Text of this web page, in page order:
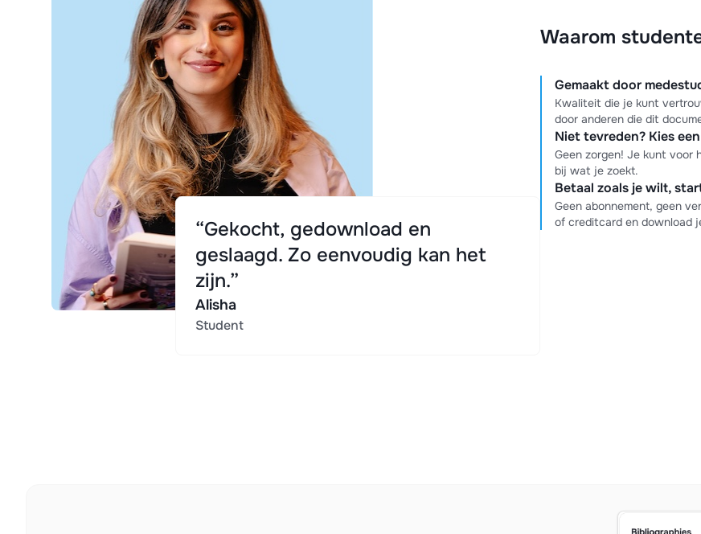
Waarom
Gemaakt door
Kwaliteit die je kunt
door anderen die dit
Niet tevreden? Kies
Geen zorgen! Je kunt voor
bij wat je zoekt.
Betaal zoals je wilt,
Geen abonnement, geen
of creditcard en download
“Gekocht, gedownload en
geslaagd. Zo eenvoudig kan het
zijn.”
Alisha
Student